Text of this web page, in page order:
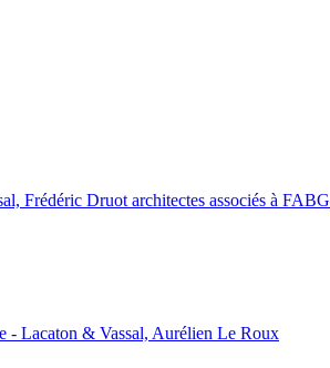
Frédéric Druot architectes associés à FABG
- Lacaton & Vassal, Aurélien Le Roux